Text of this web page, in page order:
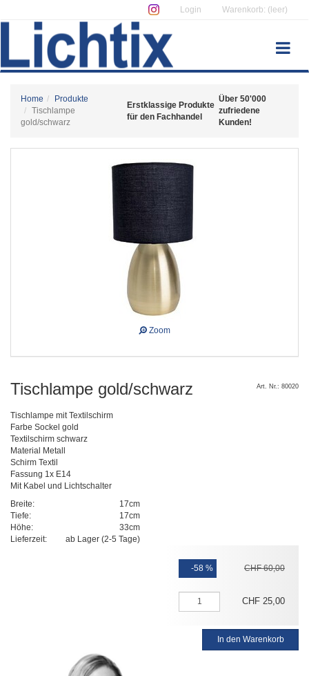
Login Warenkorb: (leer)
Home
Produkte
Tischlampe
gold/schwarz
Erstklassige Produkte
für den Fachhandel
Über 50'000
zufriedene
Kunden!
Zoom
Tischlampe gold/schwarz Art. Nr.: 80020
Tischlampe mit Textilschirm
Farbe Sockel gold
Textilschirm schwarz
Material Metall
Schirm Textil
Fassung 1x E14
Mit Kabel und Lichtschalter
Breite:
17cm
Tiefe:
17cm
Höhe:
33cm
Lieferzeit:
ab Lager (2-5 Tage)
-58 % CHF 60,00
CHF 25, 00
In den Warenkorb